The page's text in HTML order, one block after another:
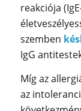
reakciója
szemben
IgG
Míg az
az